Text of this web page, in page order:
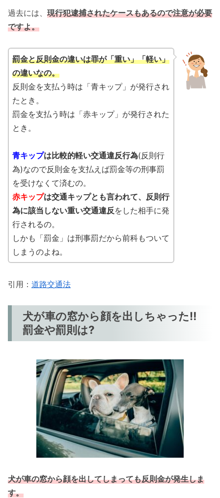
過去には、 現行犯逮捕されたケースもあるので注意が必要
ですよ。
罰金と反則金の違いは罪が「重い」「軽い」
の違いなの。
反則金を支払う時は「青キップ」が発行され
たとき。
罰金を支払う時は「赤キップ」が発行された
とき。
青キップは比較的軽い交通違反行為(反則行
為)なので反則金を支払えば罰金等の刑事罰
を受けなくて済むの。
赤キップは交通キップとも言われて、反則行
為に該当しない重い交通違反をした相手に発
行されるの。
しかも「罰金」は刑事罰だから前科もついて
しまうのよね。
引用： 道路交通法
犬が車の窓から顔を出しちゃった‼
罰金や罰則は?
犬が車の窓から顔を出してしまっても反則金が発生しま
す。